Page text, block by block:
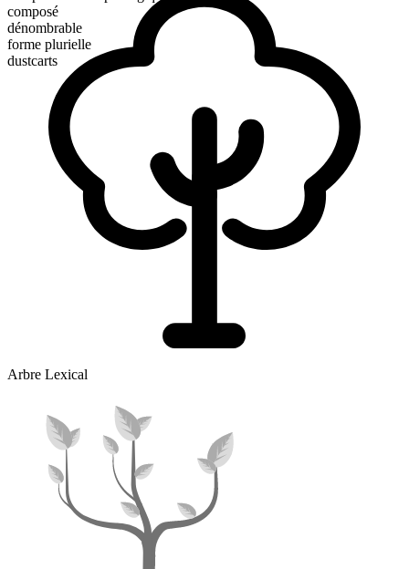
composé
dénombrable
forme plurielle
dustcarts
Arbre Lexical